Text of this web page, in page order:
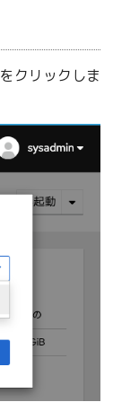
をクリックしま